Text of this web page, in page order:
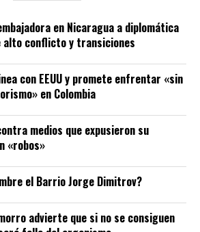
en Nicaragua a diplomática
alto conflicto y transiciones
con EEUU y promete enfrentar «sin
en Colombia
medios que expusieron su
«robos»
el Barrio Jorge Dimitrov?
advierte que si no se consiguen